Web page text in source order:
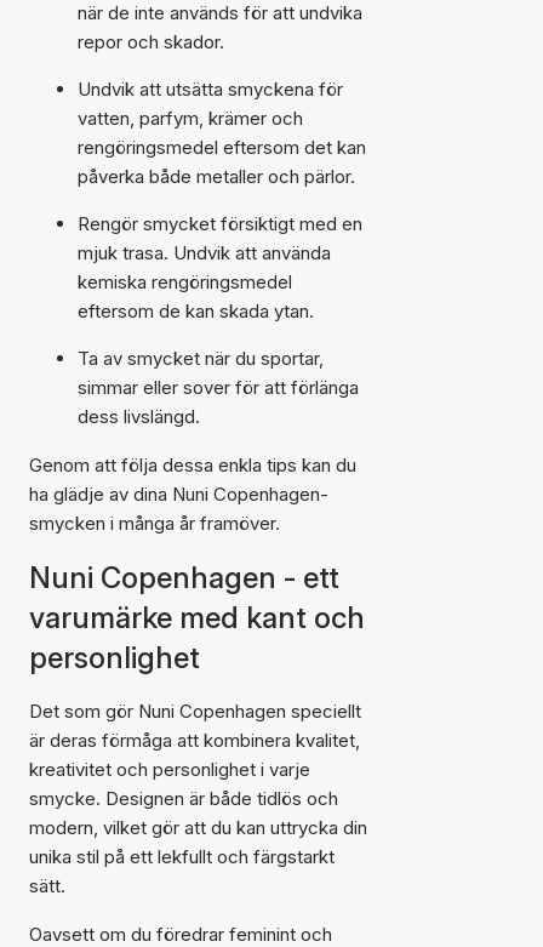
när de inte används för att undvika
repor och skador.
Undvik att utsätta smyckena för
vatten, parfym, krämer och
rengöringsmedel eftersom det kan
påverka både metaller och pärlor.
Rengör smycket försiktigt med en
mjuk trasa. Undvik att använda
kemiska rengöringsmedel
eftersom de kan skada ytan.
Ta av smycket när du sportar,
simmar eller sover för att förlänga
dess livslängd.
Genom att följa dessa enkla tips kan du
ha glädje av dina Nuni Copenhagen-
smycken i många år framöver.
Nuni Copenhagen - ett
varumärke med kant och
personlighet
Det som gör Nuni Copenhagen speciellt
är deras förmåga att kombinera kvalitet,
kreativitet och personlighet i varje
smycke. Designen är både tidlös och
modern, vilket gör att du kan uttrycka din
unika stil på ett lekfullt och färgstarkt
sätt.
Oavsett om du föredrar feminint och